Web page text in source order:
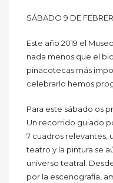
SÁBADO 9 DE
Este año 2019 el
nada menos que el
pinacotecas más
celebrarlo hemos
Para este sábado os
Un recorrido guiado
7 cuadros relevantes,
teatro y la pintura se
universo teatral.
por la escenografía,